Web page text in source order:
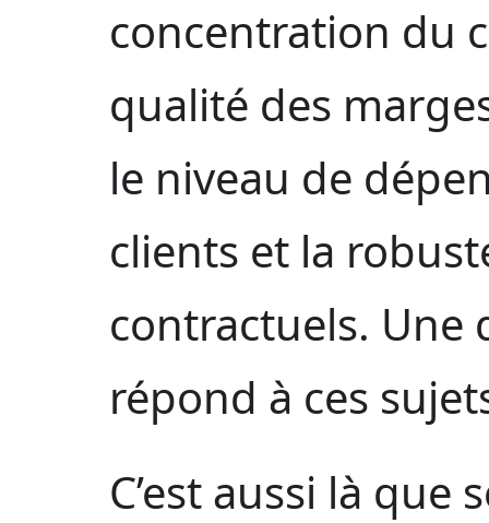
concentration du
qualité des
le niveau de
clients et la
contractuels. Une
répond à ces
C’est aussi là